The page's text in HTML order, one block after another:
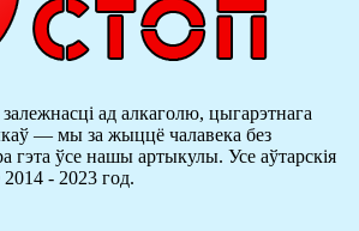
ад алкаголю, цыгарэтнага
— мы за жыццё чалавека без
гэта ўсе нашы артыкулы. Усе аўтарскія
- 2023 год.